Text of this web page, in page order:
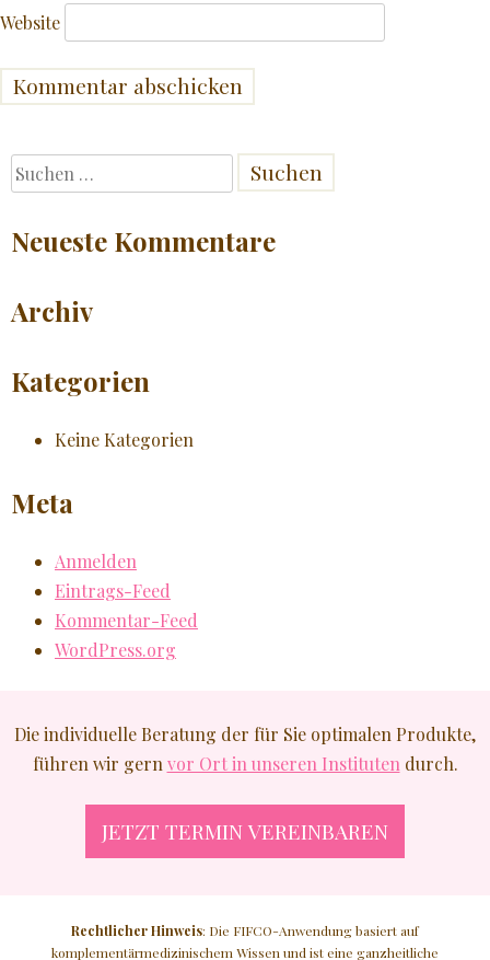
Website
Suchen
nach:
Neueste Kommentare
Archiv
Kategorien
Keine Kategorien
Meta
Anmelden
Eintrags-Feed
Kommentar-Feed
WordPress.org
Die individuelle Beratung der für Sie optimalen Produkte,
führen wir gern vor Ort in unseren Instituten durch.
JETZT TERMIN VEREINBAREN
Rechtlicher Hinweis: Die FIFCO-Anwendung basiert auf
komplementärmedizinischem Wissen und ist eine ganzheitliche